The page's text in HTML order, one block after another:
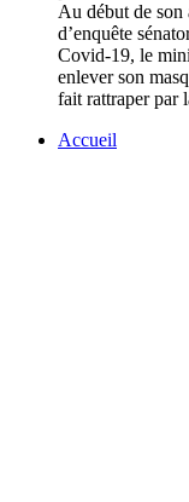
Au début de
d’enquête
Covid-19, le
enlever son
fait rattraper
Accueil